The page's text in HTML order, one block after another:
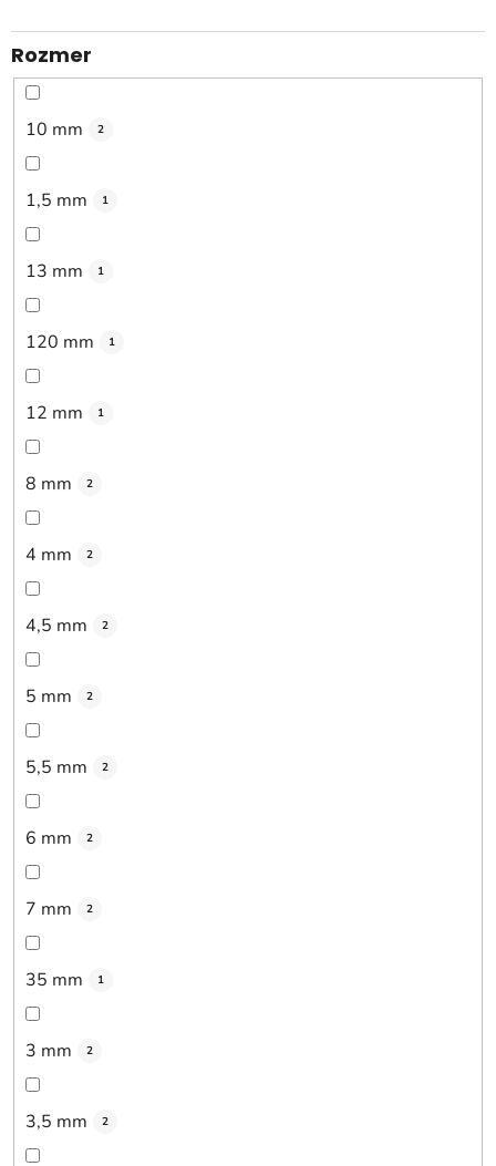
Rozmer
10 mm 2
1,5 mm 1
13 mm 1
120 mm 1
12 mm 1
8 mm 2
4 mm 2
4,5 mm 2
5 mm 2
5,5 mm 2
6 mm 2
7 mm 2
35 mm 1
3 mm 2
3,5 mm 2